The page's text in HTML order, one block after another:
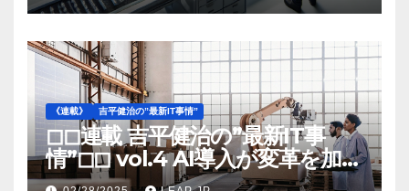
《連載》 吉平健治の”最新IT事情”
◻︎◻︎連載 吉平健治の”最新IT事
情”◻︎◻︎ vol.4 AI導入が変革を加速
する米国製造業の最前線